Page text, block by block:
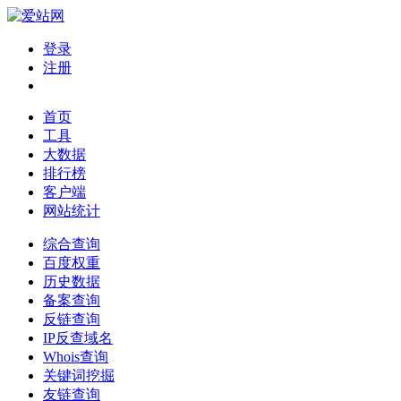
登录
注册
首页
工具
大数据
排行榜
客户端
网站统计
综合查询
百度权重
历史数据
备案查询
反链查询
IP反查域名
Whois查询
关键词挖掘
友链查询